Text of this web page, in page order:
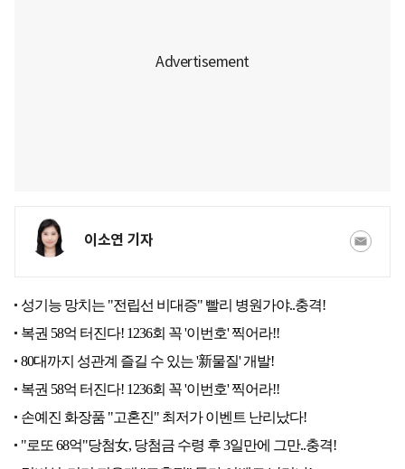
이소연 기자